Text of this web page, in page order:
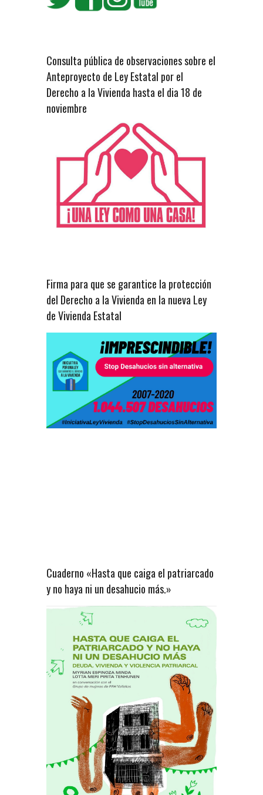
Consulta pública de observaciones sobre el
Anteproyecto de Ley Estatal por el
Derecho a la Vivienda hasta el dia 18 de
noviembre
Firma para que se garantice la protección
del Derecho a la Vivienda en la nueva Ley
de Vivienda Estatal
Cuaderno «Hasta que caiga el patriarcado
y no haya ni un desahucio más.»